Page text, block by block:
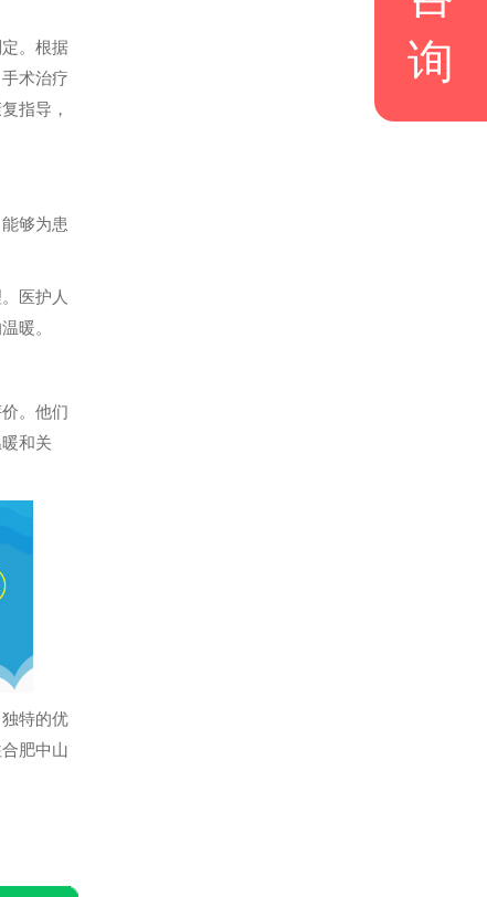
。根据
术治疗
指导，
够为患
医护人
暖。
。他们
和关
特的优
肥中山
询